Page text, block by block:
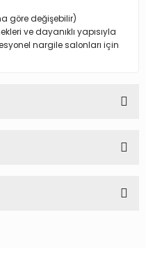
göre değişebilir)
ve dayanıklı yapısıyla
nargile salonları için